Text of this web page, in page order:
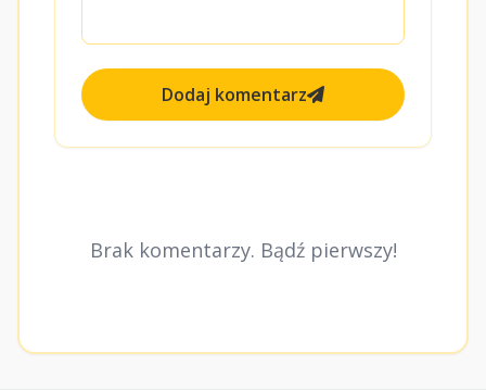
Dodaj komentarz
Brak komentarzy. Bądź pierwszy!